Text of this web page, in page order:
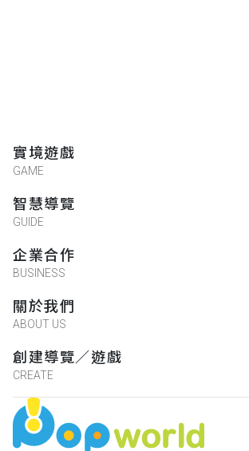
實境遊戲
GAME
智慧導覽
GUIDE
企業合作
BUSINESS
關於我們
ABOUT US
創建導覽／遊戲
CREATE